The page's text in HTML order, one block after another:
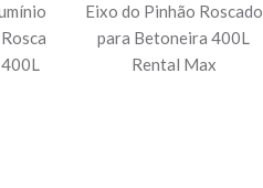
Eixo do Pinhão Roscado
para Betoneira 400L
Rental Max